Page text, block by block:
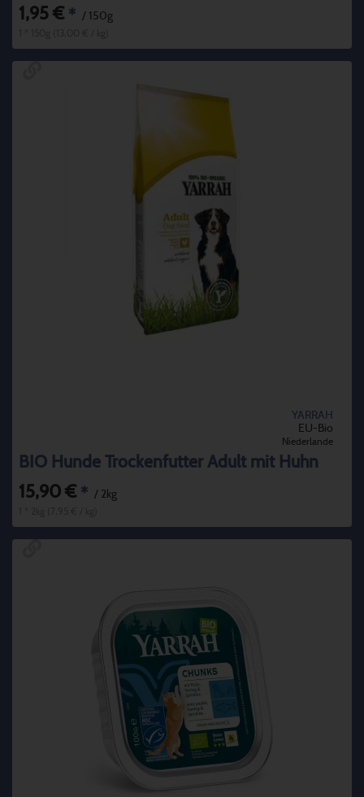
1,95 € * / 150g
YARRAH
EU-Bio
Niederlande
BIO Hunde Trockenfutter Adult mit Huhn
15,90 € * / 2kg